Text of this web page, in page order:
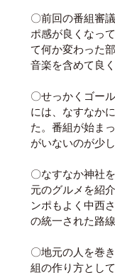
〇前回の番組審
ポ感が良くなっ
て何か変わった
音楽を含めて良
〇せっかくゴー
には、なすなか
た。番組が始ま
がいないのが少
〇なすなか神社
元のグルメを紹
ンポもよく中西
の統一された路
〇地元の人を巻
組の作り方として